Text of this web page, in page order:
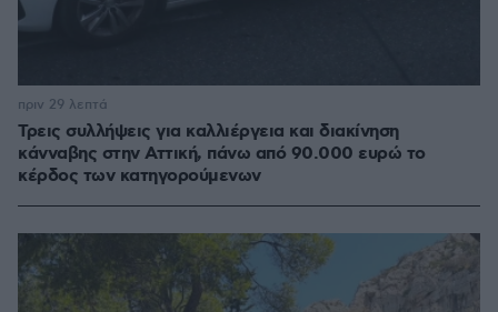
Τρεις συλλήψεις για καλλιέργεια και διακίνηση
κάνναβης στην Αττική, πάνω από 90.000 ευρώ το
κέρδος των κατηγορούμενων
πριν 29 λεπτά